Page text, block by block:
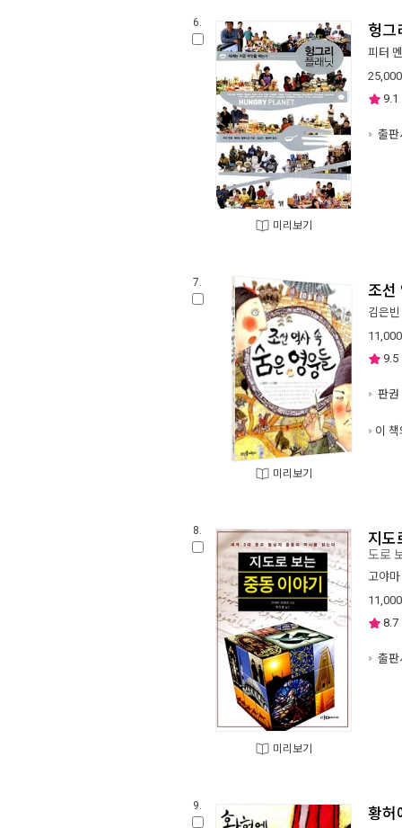
6.
미리보기
헝그
피터
25,000
9.1
출판
7.
미리보기
조선
김은빈
11,000
9.5
판권
이
8.
미리보기
지도
도로
고야
11,000
8.7
출판
9. 황허